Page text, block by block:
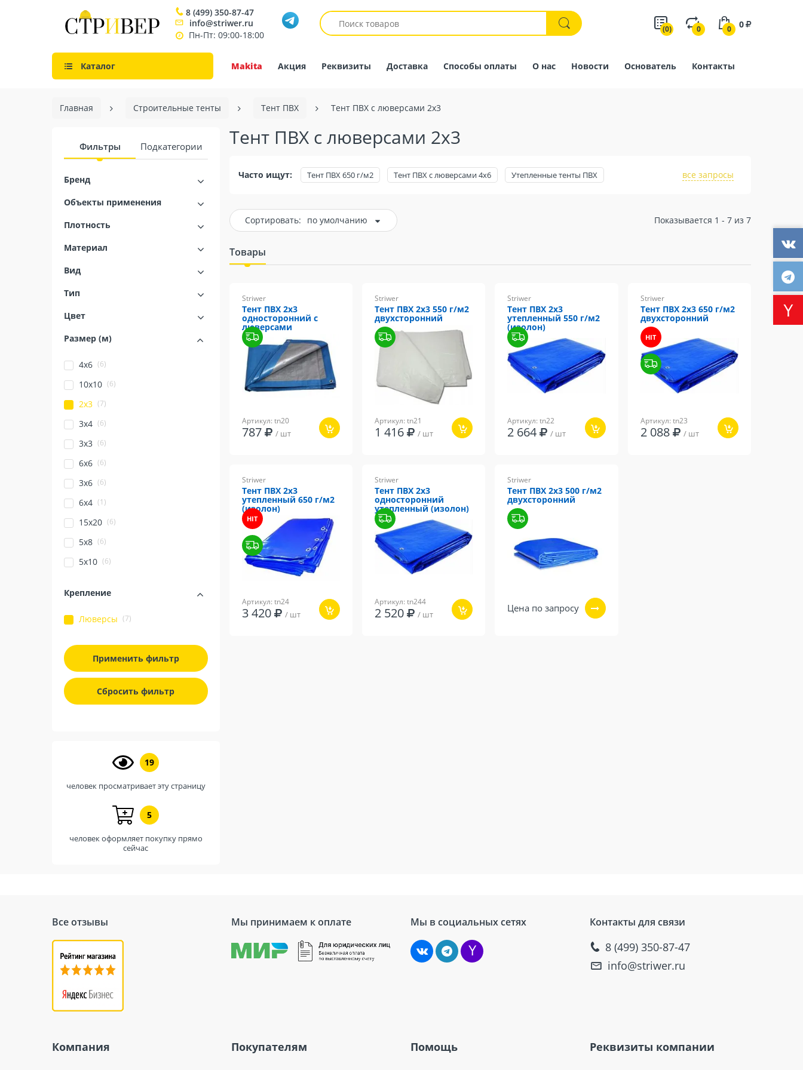
8 (499) 350-87-47
info@striwer.ru
Пн-Пт: 09:00-18:00
(0) 0 0 0
Каталог Makita Акция Реквизиты Доставка Способы оплаты О нас Новости Основатель Контакты
Главная Строительные тенты Тент ПВХ Тент ПВХ с люверсами 2х3
Фильтры Подкатегории
Бренд
Объекты применения
Плотность
Материал
Вид
Тип
Цвет
Размер (м)
4х6 (6)
10х10 (6)
2х3 (7)
3х4 (6)
3х3 (6)
6х6 (6)
3х6 (6)
6х4 (1)
15х20 (6)
5х8 (6)
5х10 (6)
Крепление
Люверсы (7)
Применить фильтр
Сбросить фильтр
19
человек просматривает эту страницу
5
человек оформляет покупку прямо
сейчас
Тент ПВХ с люверсами 2х3
Часто ищут: Тент ПВХ 650 г/м2 Тент ПВХ с люверсами 4х6 Утепленные тенты ПВХ все запросы
Сортировать: по умолчанию Показывается 1 - 7 из 7
Товары
Striwer
Тент ПВХ 2х3
односторонний с
люверсами
Артикул: tn20
787 / шт
Striwer
Тент ПВХ 2х3 550 г/м2
двухсторонний
Артикул: tn21
1 416 / шт
Striwer
Тент ПВХ 2х3
утепленный 550 г/м2
(изолон)
Артикул: tn22
2 664 / шт
Striwer
Тент ПВХ 2х3 650 г/м2
двухсторонний
HIT
Артикул: tn23
2 088 / шт
Striwer
Тент ПВХ 2х3
утепленный 650 г/м2
(изолон)
HIT
Артикул: tn24
3 420 / шт
Striwer
Тент ПВХ 2х3
односторонний
утепленный (изолон)
Артикул: tn244
2 520 / шт
Striwer
Тент ПВХ 2х3 500 г/м2
двухсторонний
Цена по запросу
Все отзывы Мы принимаем к оплате Мы в социальных сетях Контакты для связи
8 (499) 350-87-47
info@striwer.ru
Компания Покупателям Помощь Реквизиты компании